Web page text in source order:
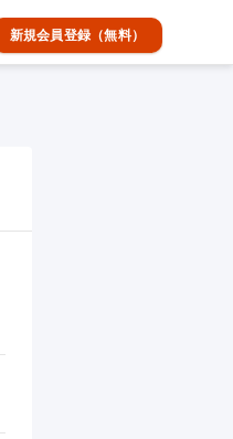
新規会員登録（無料）